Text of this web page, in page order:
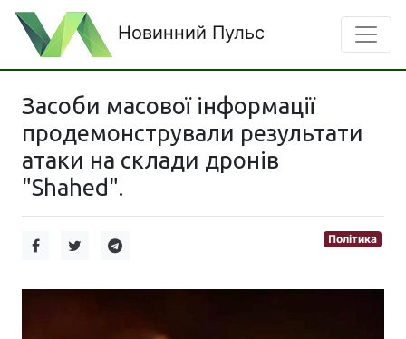
Новинний Пульс
Засоби масової інформації
продемонстрували результати
атаки на склади дронів
"Shahed".
Політика